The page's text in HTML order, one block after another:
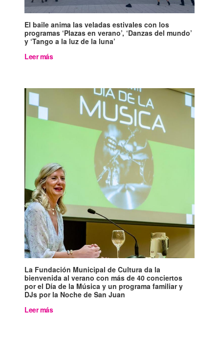
El baile anima las veladas estivales con los
programas ‘Plazas en verano’, ‘Danzas del mundo’
y ‘Tango a la luz de la luna’
Leer más
La Fundación Municipal de Cultura da la
bienvenida al verano con más de 40 conciertos
por el Día de la Música y un programa familiar y
DJs por la Noche de San Juan
Leer más